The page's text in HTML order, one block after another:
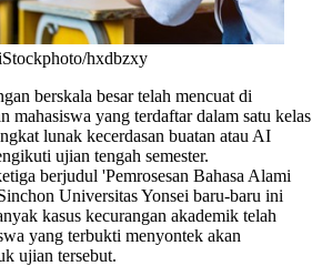
hxdbzxy
berskala besar telah mencuat di
mahasiswa yang terdaftar dalam satu kelas
lunak kecerdasan buatan atau AI
ujian tengah semester.
berjudul 'Pemrosesan Bahasa Alami
Universitas Yonsei baru-baru ini
kasus kecurangan akademik telah
yang terbukti menyontek akan
ujian tersebut.